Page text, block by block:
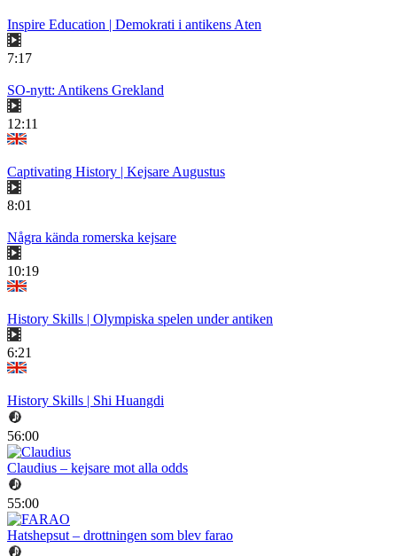
Inspire Education | Demokrati i antikens Aten
7:17
SO-nytt: Antikens Grekland
12:11
Captivating History | Kejsare Augustus
8:01
Några kända romerska kejsare
10:19
History Skills | Olympiska spelen under antiken
6:21
History Skills | Shi Huangdi
56:00
Claudius – kejsare mot alla odds
55:00
Hatshepsut – drottningen som blev farao